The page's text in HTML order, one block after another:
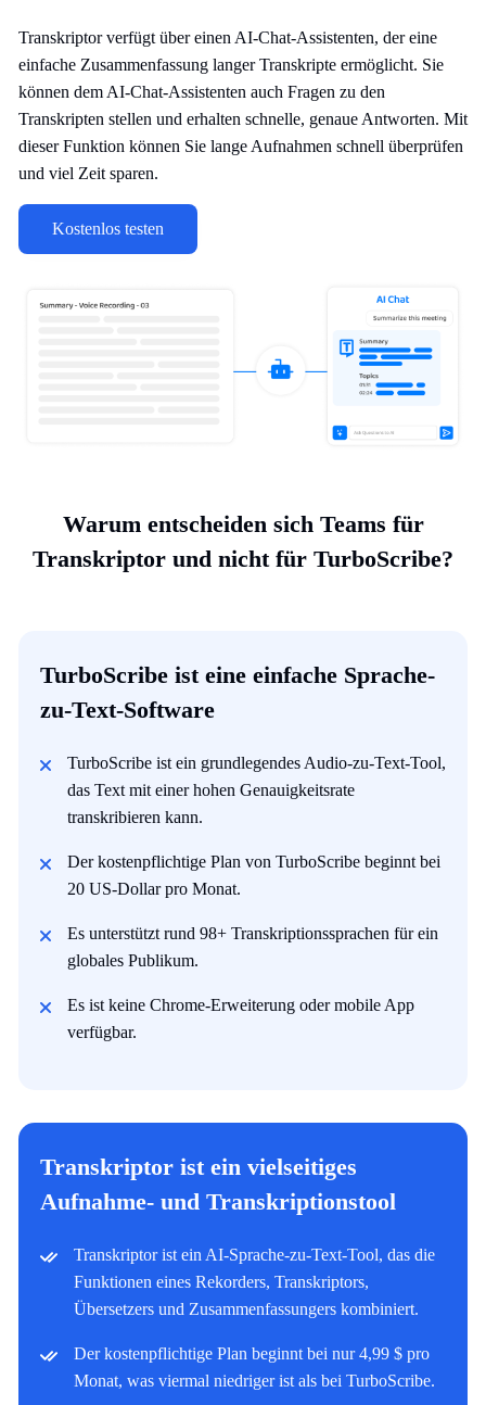
Transkriptor verfügt über einen AI-Chat-Assistenten, der eine
einfache Zusammenfassung langer Transkripte ermöglicht. Sie
können dem AI-Chat-Assistenten auch Fragen zu den
Transkripten stellen und erhalten schnelle, genaue Antworten. Mit
dieser Funktion können Sie lange Aufnahmen schnell überprüfen
und viel Zeit sparen.
Kostenlos testen
Warum entscheiden sich Teams für
Transkriptor und nicht für TurboScribe?
TurboScribe ist eine einfache Sprache-
zu-Text-Software
TurboScribe ist ein grundlegendes Audio-zu-Text-Tool,
das Text mit einer hohen Genauigkeitsrate
transkribieren kann.
Der kostenpflichtige Plan von TurboScribe beginnt bei
20 US-Dollar pro Monat.
Es unterstützt rund 98+ Transkriptionssprachen für ein
globales Publikum.
Es ist keine Chrome-Erweiterung oder mobile App
verfügbar.
Transkriptor ist ein vielseitiges
Aufnahme- und Transkriptionstool
Transkriptor ist ein AI-Sprache-zu-Text-Tool, das die
Funktionen eines Rekorders, Transkriptors,
Übersetzers und Zusammenfassungers kombiniert.
Der kostenpflichtige Plan beginnt bei nur 4,99 $ pro
Monat, was viermal niedriger ist als bei TurboScribe.